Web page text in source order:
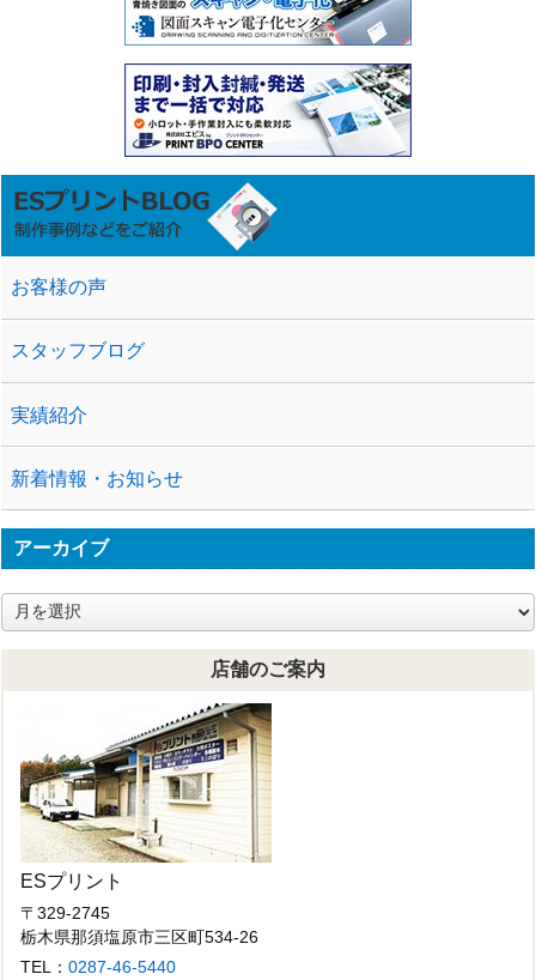
お客様の声
スタッフブログ
実績紹介
新着情報・お知らせ
アーカイブ
ア
ー
カ
店舗のご案内
ESプリント
〒329-2745
栃木県那須塩原市三区町534-26
TEL：0287-46-5440